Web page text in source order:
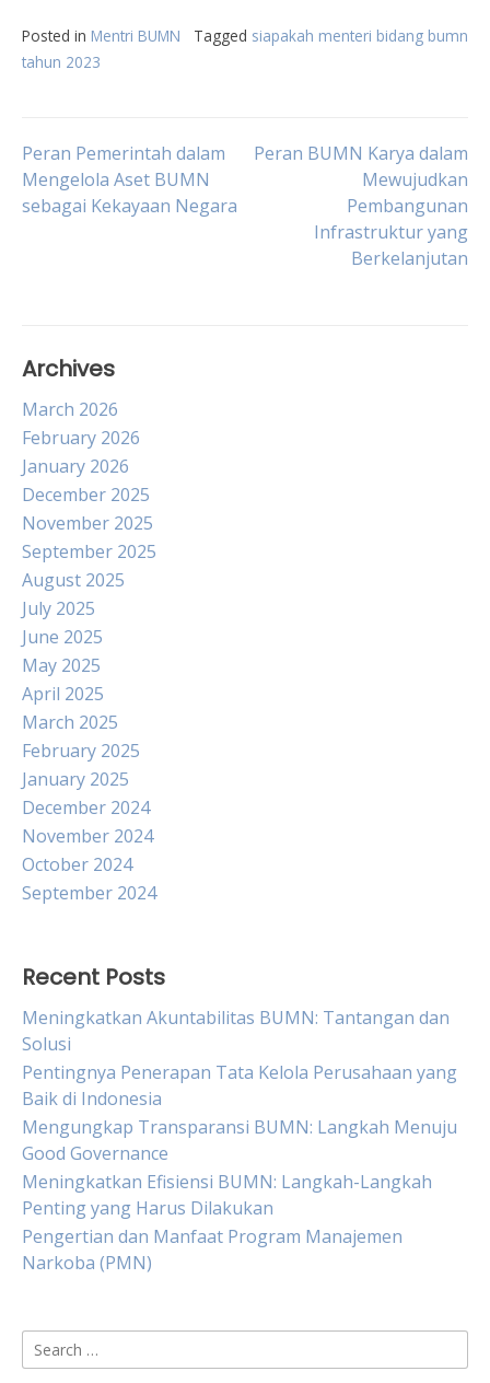
Posted in Mentri BUMN Tagged siapakah menteri bidang bumn
tahun 2023
Post
navigation
Peran Pemerintah dalam
Mengelola Aset BUMN
sebagai Kekayaan Negara
Peran BUMN Karya dalam
Mewujudkan
Pembangunan
Infrastruktur yang
Berkelanjutan
Archives
March 2026
February 2026
January 2026
December 2025
November 2025
September 2025
August 2025
July 2025
June 2025
May 2025
April 2025
March 2025
February 2025
January 2025
December 2024
November 2024
October 2024
September 2024
Recent Posts
Meningkatkan Akuntabilitas BUMN: Tantangan dan
Solusi
Pentingnya Penerapan Tata Kelola Perusahaan yang
Baik di Indonesia
Mengungkap Transparansi BUMN: Langkah Menuju
Good Governance
Meningkatkan Efisiensi BUMN: Langkah-Langkah
Penting yang Harus Dilakukan
Pengertian dan Manfaat Program Manajemen
Narkoba (PMN)
Search
for: